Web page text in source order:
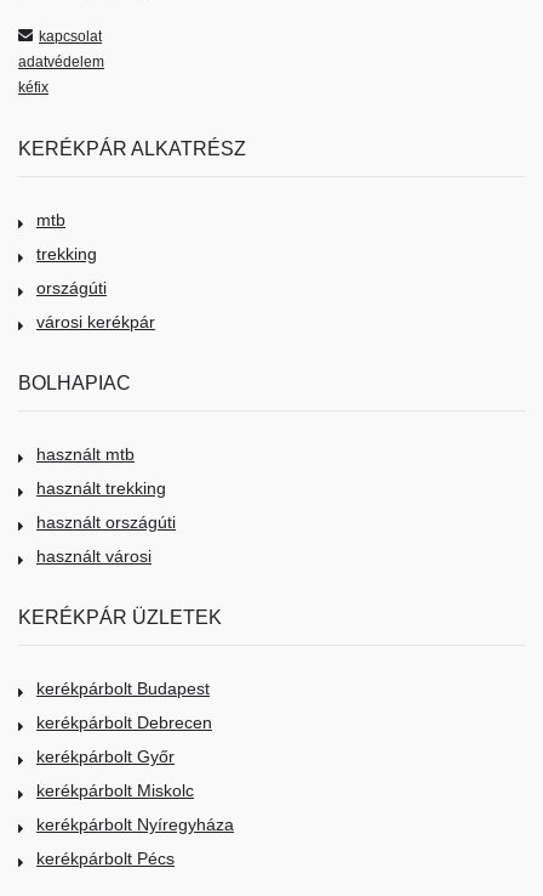
kapcsolat
adatvédelem
kéfix
KERÉKPÁR ALKATRÉSZ
mtb
trekking
országúti
városi kerékpár
BOLHAPIAC
használt mtb
használt trekking
használt országúti
használt városi
KERÉKPÁR ÜZLETEK
kerékpárbolt Budapest
kerékpárbolt Debrecen
kerékpárbolt Győr
kerékpárbolt Miskolc
kerékpárbolt Nyíregyháza
kerékpárbolt Pécs